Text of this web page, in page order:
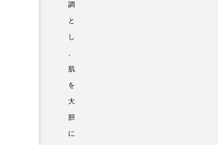
調
と
し
肌
を
大
胆
に